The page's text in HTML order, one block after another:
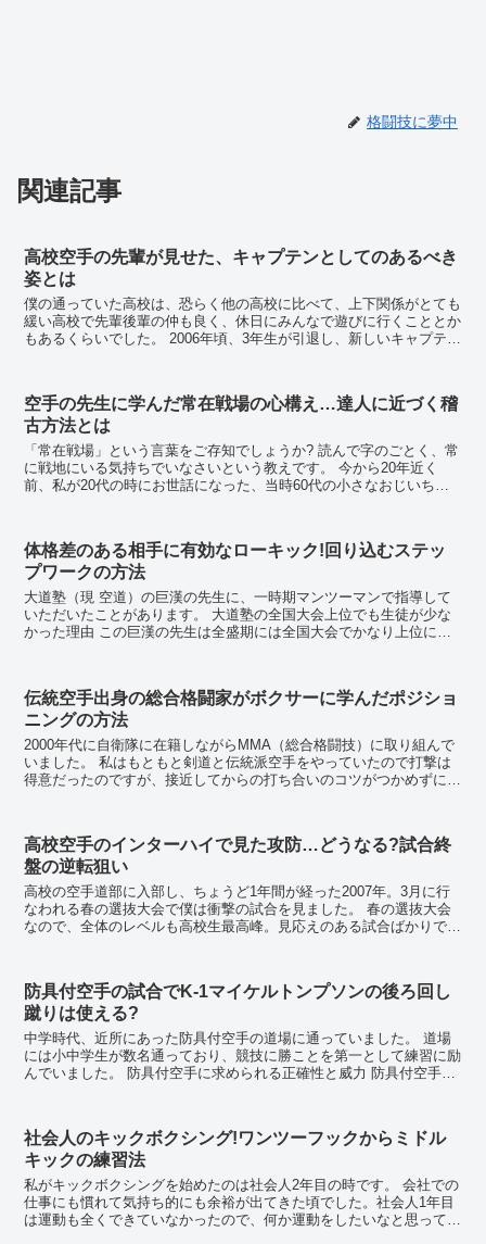
格闘技に夢中
関連記事
高校空手の先輩が見せた、キャプテンとしてのあるべき
姿とは
僕の通っていた高校は、恐らく他の高校に比べて、上下関係がとても
緩い高校で先輩後輩の仲も良く、休日にみんなで遊びに行くこととか
もあるくらいでした。 2006年頃、3年生が引退し、新しいキャプテン
空手の先生に学んだ常在戦場の心構え…達人に近づく稽
古方法とは
「常在戦場」という言葉をご存知でしょうか? 読んで字のごとく、常
に戦地にいる気持ちでいなさいという教えです。 今から20年近く
前、私が20代の時にお世話になった、当時60代の小さなおじいちゃ
体格差のある相手に有効なローキック!回り込むステッ
プワークの方法
大道塾（現 空道）の巨漢の先生に、一時期マンツーマンで指導して
いただいたことがあります。 大道塾の全国大会上位でも生徒が少な
かった理由 この巨漢の先生は全盛期には全国大会でかなり上位に食
伝統空手出身の総合格闘家がボクサーに学んだポジショ
ニングの方法
2000年代に自衛隊に在籍しながらMMA（総合格闘技）に取り組んで
いました。 私はもともと剣道と伝統派空手をやっていたので打撃は
得意だったのですが、接近してからの打ち合いのコツがつかめずにい
高校空手のインターハイで見た攻防…どうなる?試合終
盤の逆転狙い
高校の空手道部に入部し、ちょうど1年間が経った2007年。3月に行
なわれる春の選抜大会で僕は衝撃の試合を見ました。 春の選抜大会
なので、全体のレベルも高校生最高峰。見応えのある試合ばかりでし
防具付空手の試合でK-1マイケルトンプソンの後ろ回し
蹴りは使える?
中学時代、近所にあった防具付空手の道場に通っていました。 道場
には小中学生が数名通っており、競技に勝ことを第一として練習に励
んでいました。 防具付空手に求められる正確性と威力 防具付空手の
社会人のキックボクシング!ワンツーフックからミドル
キックの練習法
私がキックボクシングを始めたのは社会人2年目の時です。 会社での
仕事にも慣れて気持ち的にも余裕が出てきた頃でした。社会人1年目
は運動も全くできていなかったので、何か運動をしたいなと思ってい